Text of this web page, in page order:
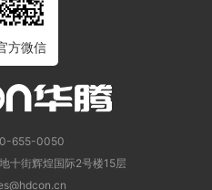
方微信
655-0050
十街辉煌国际2号楼15层